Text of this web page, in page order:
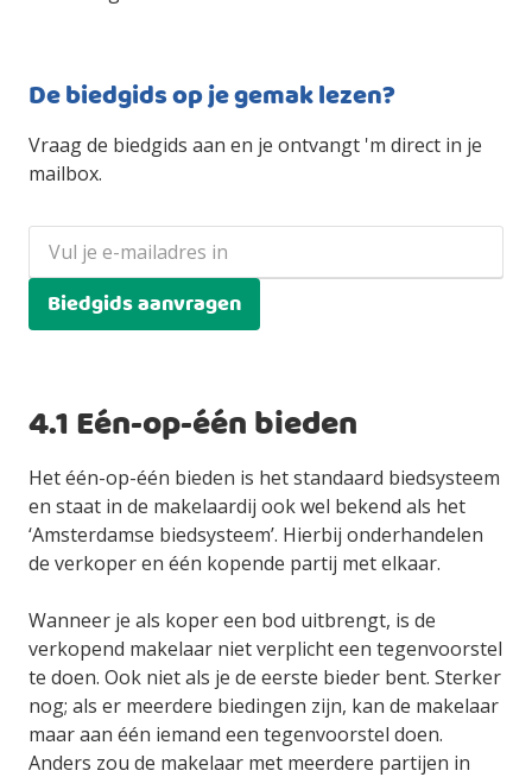
De biedgids op je gemak lezen?
Vraag de biedgids aan en je ontvangt 'm direct in je
mailbox.
Biedgids aanvragen
4.1 Eén-op-één bieden
Het één-op-één bieden is het standaard biedsysteem
en staat in de makelaardij ook wel bekend als het
‘Amsterdamse biedsysteem’. Hierbij onderhandelen
de verkoper en één kopende partij met elkaar.
Wanneer je als koper een bod uitbrengt, is de
verkopend makelaar niet verplicht een tegenvoorstel
te doen. Ook niet als je de eerste bieder bent. Sterker
nog; als er meerdere biedingen zijn, kan de makelaar
maar aan één iemand een tegenvoorstel doen.
Anders zou de makelaar met meerdere partijen in